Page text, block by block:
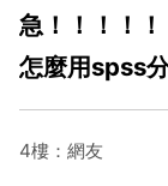
急！！！！
怎麼用spss
4樓：網友